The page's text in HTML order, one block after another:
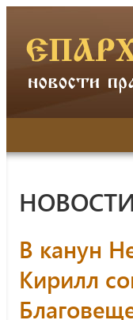
В канун
Кирилл